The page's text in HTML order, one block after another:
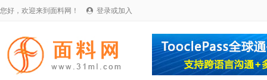
您好，欢迎来到面料网！  登录或加入